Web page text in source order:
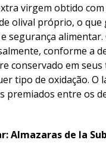
virgem obtido com
olival próprio, o que
segurança alimentar.
conforme a
conservado em
tipo de oxidação. O
premiados entre os
Almazaras de la